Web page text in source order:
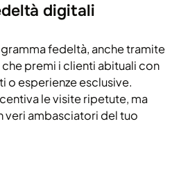
digitali
fedeltà, anche tramite
premi i clienti abituali con
o esperienze esclusive.
le visite ripetute, ma
veri ambasciatori del tuo